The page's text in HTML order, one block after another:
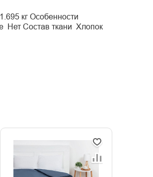
кг Особенности
Нет Состав ткани Хлопок